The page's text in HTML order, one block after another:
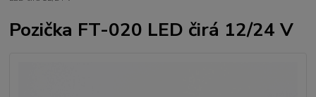
Pozička FT-020 LED čirá 12/24 V